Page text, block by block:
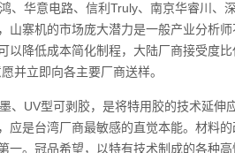
、华意电路、信利Truly、南京华睿川、
寨机的市场庞大潜力是一般产业分析
降低成本简化制程，大陆厂商接受度
并立即向各主要厂商送样。
UV型可剥胶，是将特用胶的技术延伸
是台湾厂商最敏感的直觉本能。材料
。冠品希望，以特有技术制成的各种